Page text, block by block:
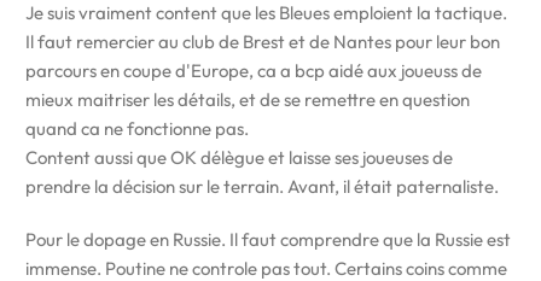
Je suis vraiment content que les Bleues emploient la tactique.
Il faut remercier au club de Brest et de Nantes pour leur bon
parcours en coupe d'Europe, ca a bcp aidé aux joueuss de
mieux maitriser les détails, et de se remettre en question
quand ca ne fonctionne pas.
Content aussi que OK délègue et laisse ses joueuses de
prendre la décision sur le terrain. Avant, il était paternaliste.
Pour le dopage en Russie. Il faut comprendre que la Russie est
immense. Poutine ne controle pas tout. Certains coins comme